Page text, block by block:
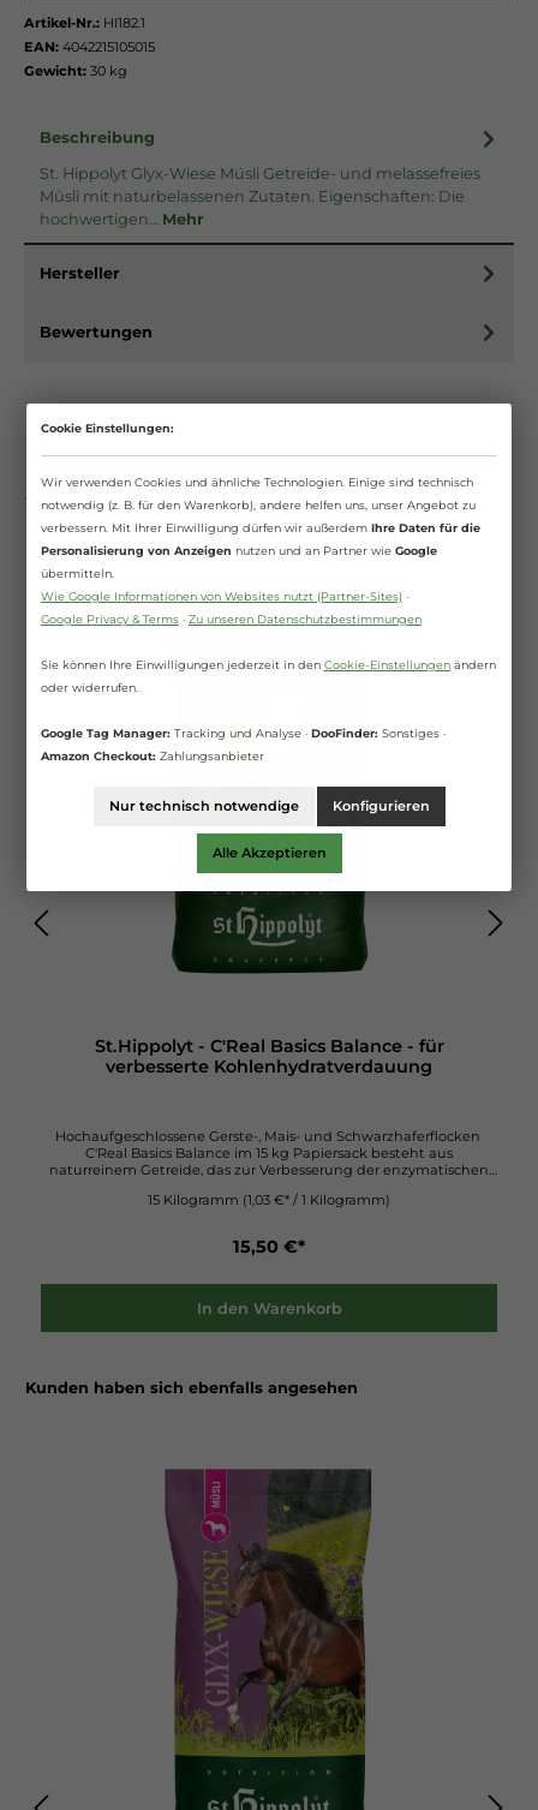
Artikel-Nr.: HI182.1
EAN: 4042215105015
Gewicht: 30 kg
Beschreibung
St. Hippolyt Glyx-Wiese Müsli Getreide- und melassefreies
Müsli mit naturbelassenen Zutaten. Eigenschaften: Die
hochwertigen… Mehr
Hersteller
Bewertungen
Weitere Produkte aus Kategorie
St.Hippolyt - C'Real Basics Balance - für
verbesserte Kohlenhydratverdauung
Hochaufgeschlossene Gerste-, Mais- und Schwarzhaferflocken
C'Real Basics Balance im 15 kg Papiersack besteht aus
naturreinem Getreide, das zur Verbesserung der enzymatischen
natives Korn ist für die enzymatischen Verdauungsprozesse nur
großer Enzymmengen bedarf. C'Real Basic Balance hingegen
enthält naturreines, hochaufgeschlossenes Getreide. Das Korn
die Kohlenhydrate hoch verdaubar sind. C'Real Basics Balance,
Dynamic und Maisflocken zeichnen sich durch beste
% Schwarzhafer Getreidemischung für Pferde mit weniger
Körpergewicht und Tag. Die Gesamtfuttermenge sollte auf
mehrere Rationen verteilt angeboten werden.
15 Kilogramm (1,03 €* / 1 Kilogramm)
15,50 €*
In den Warenkorb
Kunden haben sich ebenfalls angesehen
Cookie Einstellungen:
Wir verwenden Cookies und ähnliche Technologien. Einige sind technisch
notwendig (z. B. für den Warenkorb), andere helfen uns, unser Angebot zu
verbessern. Mit Ihrer Einwilligung dürfen wir außerdem Ihre Daten für die
Personalisierung von Anzeigen nutzen und an Partner wie Google
übermitteln.
Wie Google Informationen von Websites nutzt (Partner-Sites)·
Google Privacy & Terms· Zu unseren Datenschutzbestimmungen
Sie können Ihre Einwilligungen jederzeit in den Cookie-Einstellungenändern
oder widerrufen.
Google Tag Manager: Tracking und Analyse · DooFinder: Sonstiges ·
Amazon Checkout: Zahlungsanbieter
Nur technisch notwendige Konfigurieren
Alle Akzeptieren